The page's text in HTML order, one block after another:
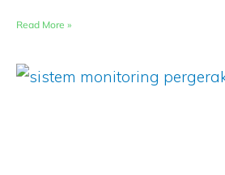
Read More »